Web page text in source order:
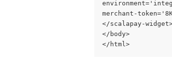
merchant-
</scalapay-
</body>
</html>